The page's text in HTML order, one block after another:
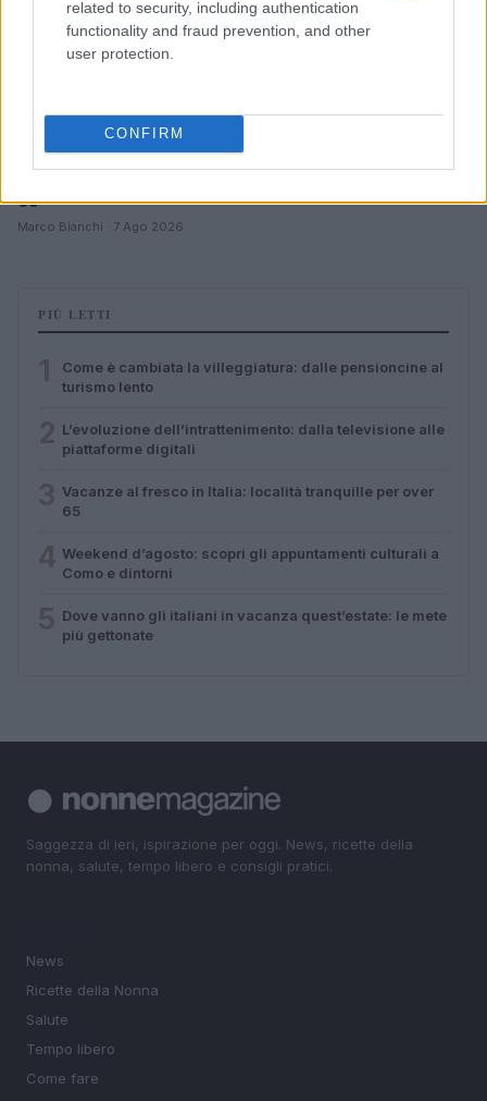
related to security, including authentication
functionality and fraud prevention, and other
user protection.
CONFIRM
65
Marco Bianchi · 7 Ago 2026
PIÙ LETTI
Come è cambiata la villeggiatura: dalle pensioncine al
turismo lento
L’evoluzione dell’intrattenimento: dalla televisione alle
piattaforme digitali
Vacanze al fresco in Italia: località tranquille per over
65
Weekend d’agosto: scopri gli appuntamenti culturali a
Como e dintorni
Dove vanno gli italiani in vacanza quest’estate: le mete
più gettonate
Saggezza di ieri, ispirazione per oggi. News, ricette della
nonna, salute, tempo libero e consigli pratici.
News
Ricette della Nonna
Salute
Tempo libero
Come fare